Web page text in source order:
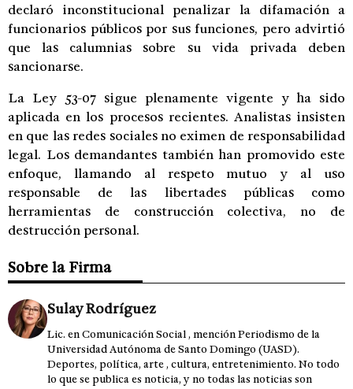
declaró inconstitucional penalizar la difamación a
funcionarios públicos por sus funciones, pero advirtió
que las calumnias sobre su vida privada deben
sancionarse.
La Ley 53-07 sigue plenamente vigente y ha sido
aplicada en los procesos recientes. Analistas insisten
en que las redes sociales no eximen de responsabilidad
legal. Los demandantes también han promovido este
enfoque, llamando al respeto mutuo y al uso
responsable de las libertades públicas como
herramientas de construcción colectiva, no de
destrucción personal.
Sobre la Firma
Sulay Rodríguez
Lic. en Comunicación Social , mención Periodismo de la
Universidad Autónoma de Santo Domingo (UASD).
Deportes, política, arte , cultura, entretenimiento. No todo
lo que se publica es noticia, y no todas las noticias son